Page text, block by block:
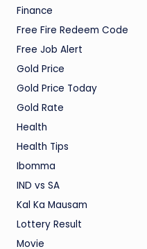
Finance
Free Fire Redeem Code
Free Job Alert
Gold Price
Gold Price Today
Gold Rate
Health
Health Tips
Ibomma
IND vs SA
Kal Ka Mausam
Lottery Result
Movie